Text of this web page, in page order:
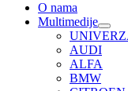
O nama
Multimedije
AUDI
ALFA
BMW